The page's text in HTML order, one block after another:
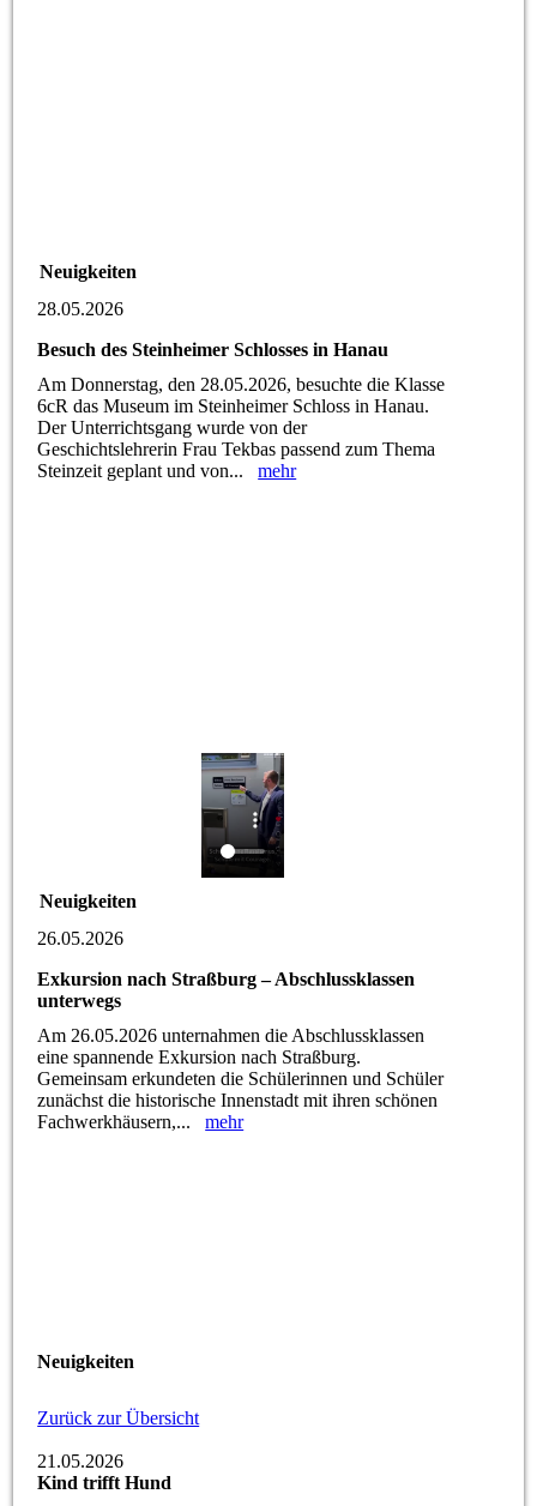
Neuigkeiten
28.05.2026
Besuch des Steinheimer Schlosses in Hanau
Am Donnerstag, den 28.05.2026, besuchte die Klasse
6cR das Museum im Steinheimer Schloss in Hanau.
Der Unterrichtsgang wurde von der
Geschichtslehrerin Frau Tekbas passend zum Thema
Steinzeit geplant und von...mehr
Neuigkeiten
26.05.2026
Exkursion nach Straßburg – Abschlussklassen
unterwegs
Am 26.05.2026 unternahmen die Abschlussklassen
eine spannende Exkursion nach Straßburg.
Gemeinsam erkundeten die Schülerinnen und Schüler
zunächst die historische Innenstadt mit ihren schönen
Fachwerkhäusern,...mehr
Neuigkeiten
Zurück zur Übersicht
21.05.2026
Kind trifft Hund